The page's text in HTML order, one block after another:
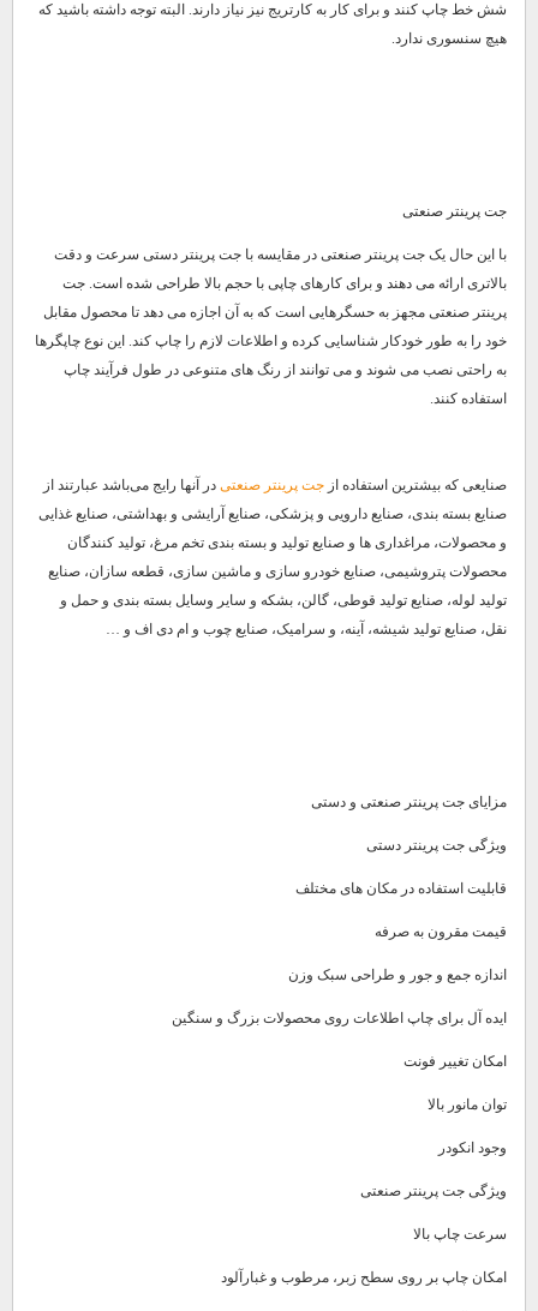
شش خط چاپ کنند و برای کار به کارتریج نیز نیاز دارند. البته توجه داشته باشید که
هیچ سنسوری ندارد.
جت پرینتر صنعتی
با این حال یک جت پرینتر صنعتی در مقایسه با جت پرینتر دستی سرعت و دقت
بالاتری ارائه می دهند و برای کارهای چاپی با حجم بالا طراحی شده است. جت
پرینتر صنعتی مجهز به حسگرهایی است که به آن اجازه می دهد تا محصول مقابل
خود را به طور خودکار شناسایی کرده و اطلاعات لازم را چاپ کند. این نوع چاپگرها
به راحتی نصب می شوند و می توانند از رنگ های متنوعی در طول فرآیند چاپ
استفاده کنند.
صنایعی که بیشترین استفاده از جت پرینتر صنعتی در آنها رایج می‌باشد عبارتند از
صنایع بسته بندی، صنایع دارویی و پزشکی، صنایع آرایشی و بهداشتی، صنایع غذایی
و محصولات، مراغداری ها و صنایع تولید و بسته بندی تخم مرغ، تولید کنندگان
محصولات پتروشیمی، صنایع خودرو سازی و ماشین سازی، قطعه سازان، صنایع
تولید لوله، صنایع تولید قوطی، گالن، بشکه و سایر وسایل بسته بندی و حمل و
نقل، صنایع تولید شیشه، آینه، و سرامیک، صنایع چوب و ام دی اف و …
مزایای جت پرینتر صنعتی و دستی
ویژگی جت پرینتر دستی
قابلیت استفاده در مکان های مختلف
قیمت مقرون به صرفه
اندازه جمع و جور و طراحی سبک وزن
ایده آل برای چاپ اطلاعات روی محصولات بزرگ و سنگین
امکان تغییر فونت
توان مانور بالا
وجود انکودر
ویژگی جت پرینتر صنعتی
سرعت چاپ بالا
امکان چاپ بر روی سطح زبر، مرطوب و غبارآلود